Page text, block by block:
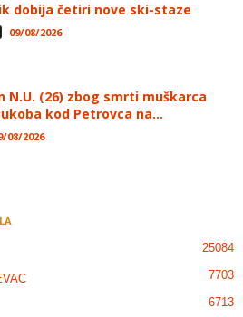
dobija četiri nove ski-staze
09/08/2026
N.U. (26) zbog smrti muškarca
kod Petrovca na...
08/2026
25084
7703
6713